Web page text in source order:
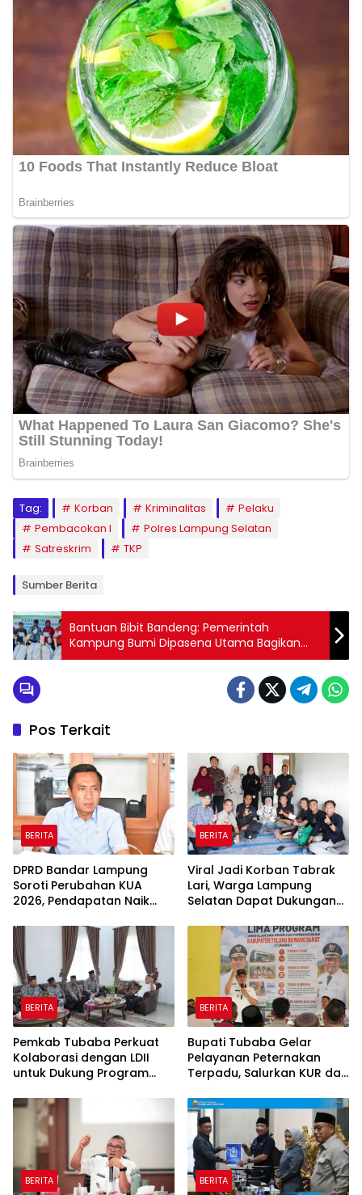
Tag: Korban Kriminalitas
Pelaku
Pembacokan l
Polres Lampung Selatan
Satreskrim
TKP
Sumber Berita
Bantuan Bibit Bandeng: Pemerintah
Kampung Bumi Dipasena Utama Bagikan
840 Kantong kepada Warga Pasca
Pos Terkait
BERITA
DPRD Bandar Lampung
Soroti Perubahan KUA
2026, Pendapatan Naik
Dipangkas
BERITA
Viral Jadi Korban Tabrak
Lari, Warga Lampung
Selatan Dapat Dukungan
Influencer
BERITA
Pemkab Tubaba Perkuat
Kolaborasi dengan LDII
untuk Dukung Program
BERITA
Bupati Tubaba Gelar
Pelayanan Peternakan
Terpadu, Salurkan KUR dan
Ketenagakerjaan
BERITA BERITA